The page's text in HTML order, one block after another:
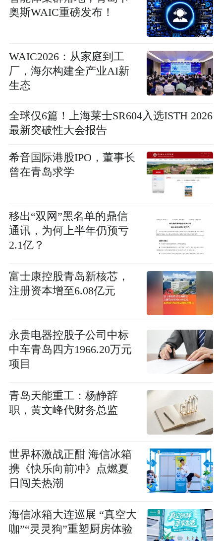
奥斯WAIC重磅发布！
WAIC2026：从家庭到工
厂，海尔构建全产业AI新
生态
全球仅6篇！上海莱士SR604入选ISTH 2026
最新突破性大会报告
希音国际港股IPO，董事长
曾在青岛求学
移出“双网”黑名单的鼎信
通讯，为何上半年仍预亏
2.1亿？
富士康控股青岛新核芯，
注册资本增至6.08亿元
永贵电器控股子公司中标
中车青岛四方1966.20万元
项目
青岛天能重工：杨静辞
职，黄文峰代财务总监
世界杯激战正酣 海信冰箱
携《快乐向前冲》点燃夏
日闯关热潮
海信冰箱大连巡展 “真空大
咖”“灵灵狗”重塑厨房体验